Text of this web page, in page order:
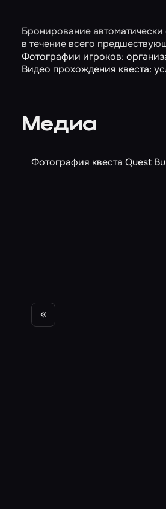
Бронирование
в течение всего
Фотографии игроков:
Видео прохождения квеста:
Медиа